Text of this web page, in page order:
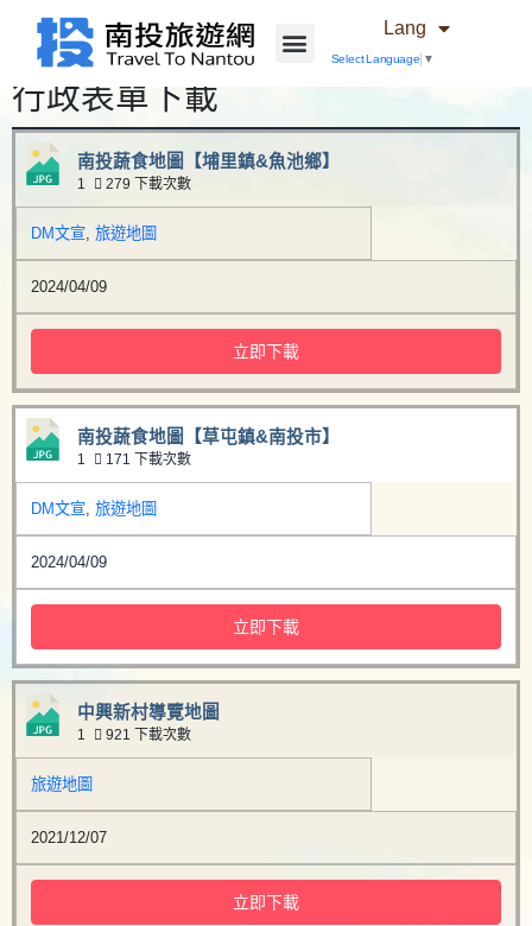
Lang
Select Language ▼
行政表單下載
南投蔬食地圖【埔里鎮&魚池鄉】
1 279 下載次數
DM文宣, 旅遊地圖
2024/04/09
立即下載
南投蔬食地圖【草屯鎮&南投市】
1 171 下載次數
DM文宣, 旅遊地圖
2024/04/09
立即下載
中興新村導覽地圖
1 921 下載次數
旅遊地圖
2021/12/07
立即下載